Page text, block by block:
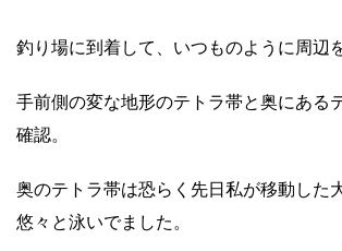
釣り場に到着して、いつものように周辺
手前側の変な地形のテトラ帯と奥にある
確認。
奥のテトラ帯は恐らく先日私が移動した
悠々と泳いでました。